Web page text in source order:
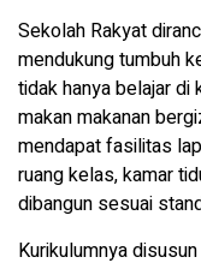
Sekolah Rakyat
mendukung tumbuh
tidak hanya belajar di
makan makanan
mendapat fasilitas
ruang kelas, kamar
dibangun sesuai
Kurikulumnya